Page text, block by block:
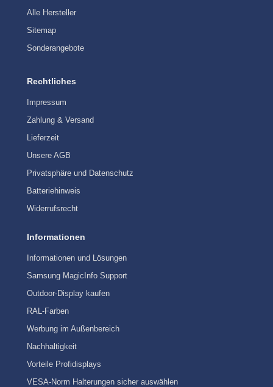
Alle Hersteller
Sitemap
Sonderangebote
Rechtliches
Impressum
Zahlung & Versand
Lieferzeit
Unsere AGB
Privatsphäre und Datenschutz
Batteriehinweis
Widerrufsrecht
Informationen
Informationen und Lösungen
Samsung MagicInfo Support
Outdoor-Display kaufen
RAL-Farben
Werbung im Außenbereich
Nachhaltigkeit
Vorteile Profidisplays
VESA-Norm Halterungen sicher auswählen